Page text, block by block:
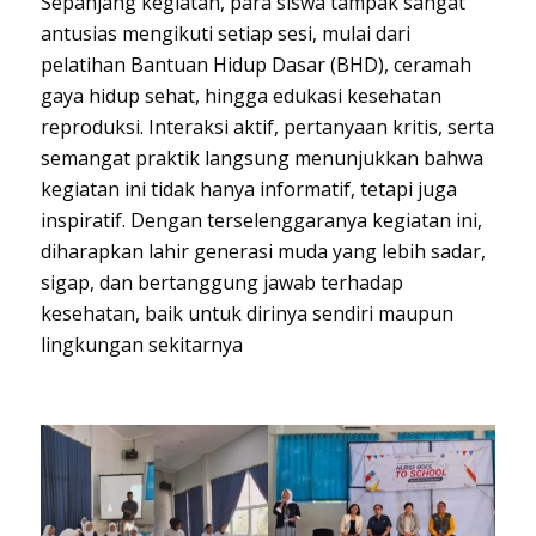
antusias mengikuti setiap sesi, mulai dari
pelatihan Bantuan Hidup Dasar (BHD), ceramah
gaya hidup sehat, hingga edukasi kesehatan
reproduksi. Interaksi aktif, pertanyaan kritis, serta
semangat praktik langsung menunjukkan bahwa
kegiatan ini tidak hanya informatif, tetapi juga
inspiratif. Dengan terselenggaranya kegiatan ini,
diharapkan lahir generasi muda yang lebih sadar,
sigap, dan bertanggung jawab terhadap
kesehatan, baik untuk dirinya sendiri maupun
lingkungan sekitarnya